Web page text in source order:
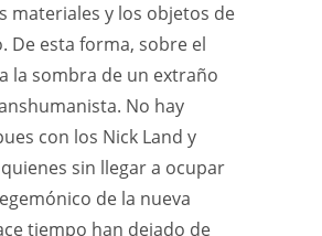
materiales y los objetos de
De esta forma, sobre el
la sombra de un extraño
No hay
con los Nick Land y
sin llegar a ocupar
de la nueva
tiempo han dejado de